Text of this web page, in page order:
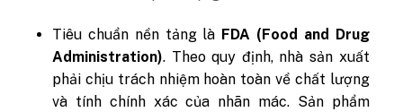
Tiêu chuẩn nền tảng là FDA (Food and Drug
Administration). Theo quy định, nhà sản xuất
phải chịu trách nhiệm hoàn toàn về chất lượng
và tính chính xác của nhãn mác. Sản phẩm